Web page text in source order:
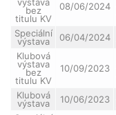
bez
titulu KV
08/06/2024
Speciální
výstava 06/04/2024
Klubová
výstava
bez
titulu KV
10/09/2023
Klubová
výstava 10/06/2023